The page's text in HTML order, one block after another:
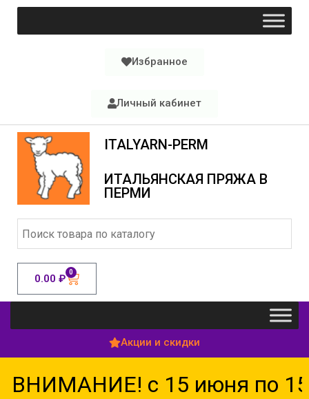
Избранное
Личный кабинет
ITALYARN-PERM
ИТАЛЬЯНСКАЯ ПРЯЖА В
ПЕРМИ
0.00 ₽ 0
Акции и скидки
с 15 июня по 15